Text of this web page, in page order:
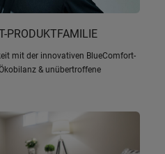
PRODUKTFAMILIE
mit der innovativen BlueComfort-
& unübertroffene